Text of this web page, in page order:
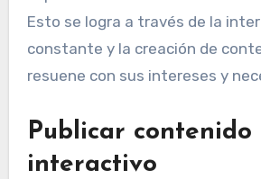
Esto se logra a través de la
constante y la creación de
resuene con sus intereses y
Publicar contenido
interactivo